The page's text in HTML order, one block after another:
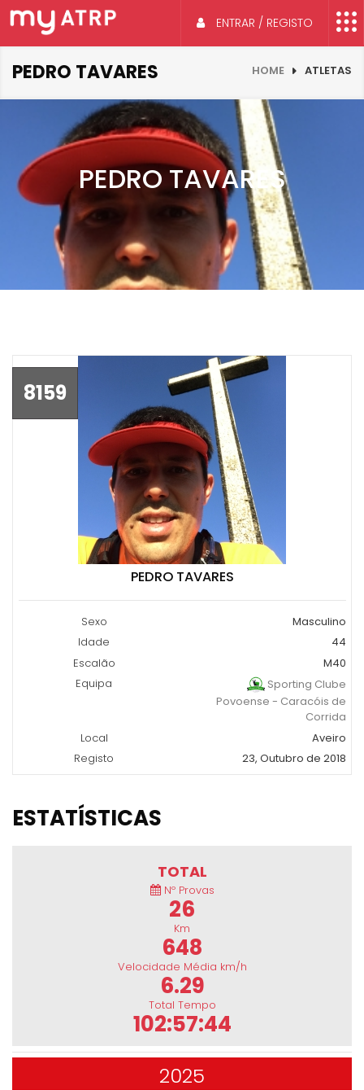
ENTRAR / REGISTO
PEDRO TAVARES HOME ATLETAS
PEDRO TAVARES
8159
PEDRO TAVARES
Sexo
Masculino
Idade
44
Escalão
M40
Equipa
Sporting Clube
Povoense - Caracóis de
Corrida
Local
Aveiro
Registo
23, Outubro de 2018
ESTATÍSTICAS
TOTAL
Nº Provas
26
Km
648
Velocidade Média km/h
6.29
Total Tempo
102:57:44
2025